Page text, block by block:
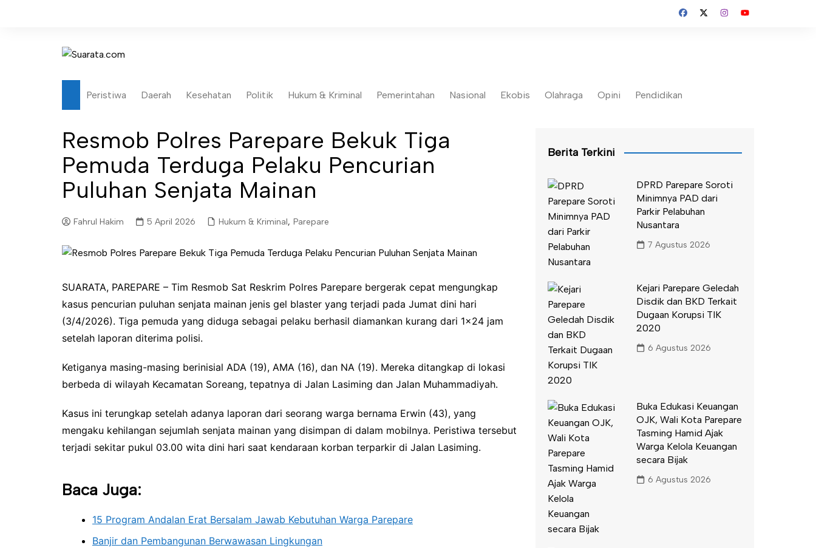
Peristiwa Daerah Kesehatan Politik Hukum & Kriminal Pemerintahan Nasional Ekobis Olahraga Opini Pendidikan
Resmob Polres Parepare Bekuk Tiga
Pemuda Terduga Pelaku Pencurian
Puluhan Senjata Mainan
Fahrul Hakim 5 April 2026 Hukum & Kriminal, Parepare
SUARATA, PAREPARE – Tim Resmob Sat Reskrim Polres Parepare bergerak cepat mengungkap
kasus pencurian puluhan senjata mainan jenis gel blaster yang terjadi pada Jumat dini hari
(3/4/2026). Tiga pemuda yang diduga sebagai pelaku berhasil diamankan kurang dari 1×24 jam
setelah laporan diterima polisi.
Ketiganya masing-masing berinisial ADA (19), AMA (16), dan NA (19). Mereka ditangkap di lokasi
berbeda di wilayah Kecamatan Soreang, tepatnya di Jalan Lasiming dan Jalan Muhammadiyah.
Kasus ini terungkap setelah adanya laporan dari seorang warga bernama Erwin (43), yang
mengaku kehilangan sejumlah senjata mainan yang disimpan di dalam mobilnya. Peristiwa tersebut
terjadi sekitar pukul 03.00 wita dini hari saat kendaraan korban terparkir di Jalan Lasiming.
Baca Juga:
15 Program Andalan Erat Bersalam Jawab Kebutuhan Warga Parepare
Banjir dan Pembangunan Berwawasan Lingkungan
Berita Terkini
DPRD Parepare Soroti
Minimnya PAD dari
Parkir Pelabuhan
Nusantara
7 Agustus 2026
Kejari Parepare Geledah
Disdik dan BKD Terkait
Dugaan Korupsi TIK
2020
6 Agustus 2026
Buka Edukasi Keuangan
OJK, Wali Kota Parepare
Tasming Hamid Ajak
Warga Kelola Keuangan
secara Bijak
6 Agustus 2026